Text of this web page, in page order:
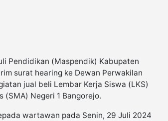
Pendidikan (Maspendik) Kabupaten
surat hearing ke Dewan Perwakilan
jual beli Lembar Kerja Siswa (LKS)
(SMA) Negeri 1 Bangorejo.
wartawan pada Senin, 29 Juli 2024